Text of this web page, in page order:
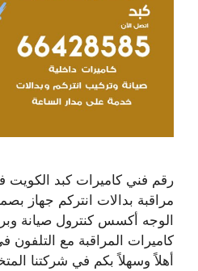
رقم فني كاميرات كبد الكويت
مراقبة بدالات انتركم جهاز
الوجه أكسس كنترول صيانة
كاميرات المراقبة مع
أهلاً وسهلاً بكم في شركتنا